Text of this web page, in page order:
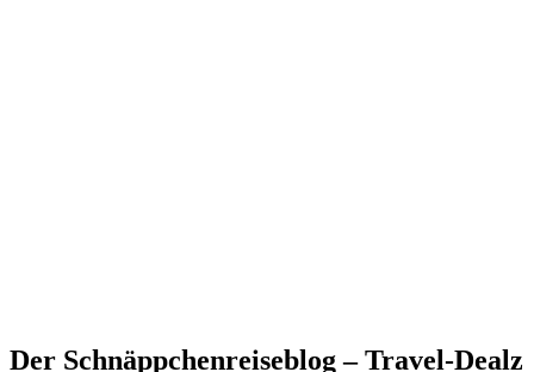
Der Schnäppchenreiseblog – Travel-Dealz